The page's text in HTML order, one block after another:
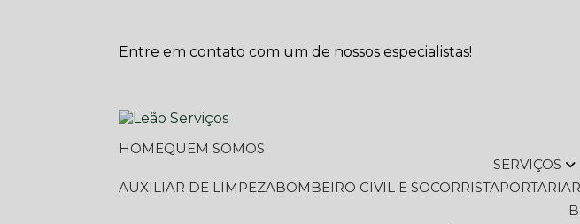
Entre em contato com um de nossos especialistas!
HOME
QUEM SOMOS
SERVIÇOS
AUXILIAR DE LIMPEZA
BOMBEIRO CIVIL E SOCORRISTA PORTARIA